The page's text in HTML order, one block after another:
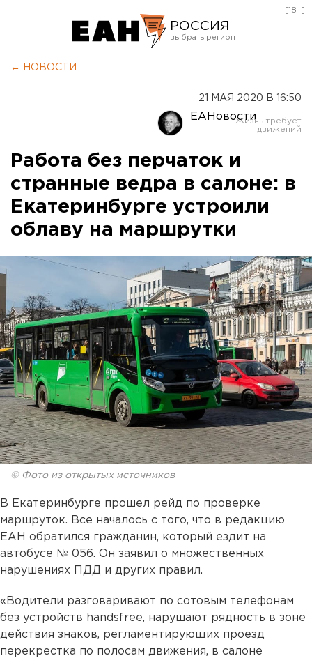
РОССИЯ
Оренбург
[18+]
← НОВОСТИ
21 МАЯ 2020 В 16:50
ЕАНовости
Работа без перчаток и
странные ведра в салоне: в
Екатеринбурге устроили
облаву на маршрутки
© Фото из открытых источников
В Екатеринбурге прошел рейд по проверке
маршруток. Все началось с того, что в редакцию
ЕАН обратился гражданин, который ездит на
автобусе № 056. Он заявил о множественных
нарушениях ПДД и других правил.
«Водители разговаривают по сотовым телефонам
без устройств handsfree, нарушают рядность в зоне
действия знаков, регламентирующих проезд
перекрестка по полосам движения, в салоне